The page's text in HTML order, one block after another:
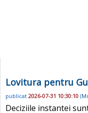
Lovitura pentru
publicat 2026-07-31 10:30:10 (
Deciziile instantei